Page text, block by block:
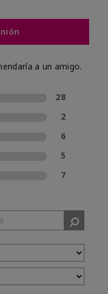
a un amigo.
28
2
6
5
7